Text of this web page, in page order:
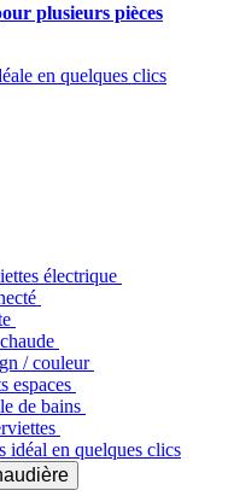
plusieurs pièces
en quelques clics
électrique
/ couleur
espaces
de bains
idéal en quelques clics